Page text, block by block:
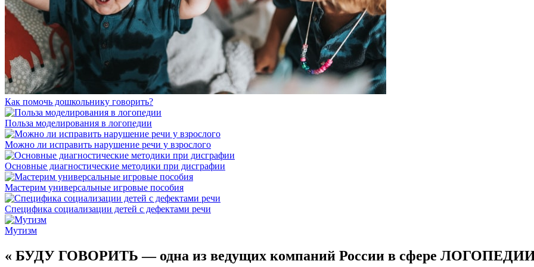
Как помочь дошкольнику говорить?
Польза моделирования в логопедии
Можно ли исправить нарушение речи у взрослого
Основные диагностические методики при дисграфии
Мастерим универсальные игровые пособия
Специфика социализации детей с дефектами речи
Мутизм
« БУДУ ГОВОРИТЬ — одна из ведущих компаний России в сфере